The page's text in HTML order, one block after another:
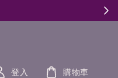
登入 購物車